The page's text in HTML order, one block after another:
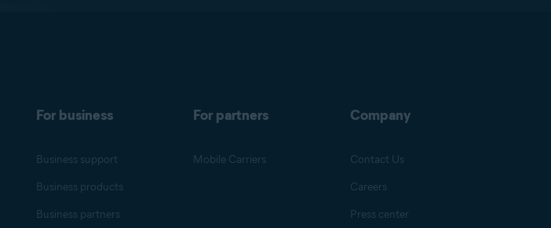
For business
Business support
Business products
Business partners
For partners
Mobile Carriers
Company
Contact Us
Careers
Press center